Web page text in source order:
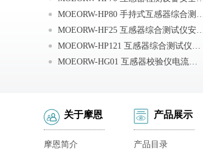
MOEORW-HP80 手持式互感器综
MOEORW-HF25 互感器综合
MOEORW-HP121 互感器综合测试仪注意事项
MOEORW-HG01 互感器校验仪电流电压互感器负荷箱使用
关于摩恩
摩恩简介
产品展示
产品目录